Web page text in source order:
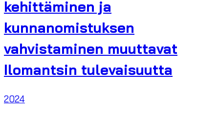
kehittäminen ja
kunnanomistuksen
vahvistaminen muuttavat
Ilomantsin tulevaisuutta
2024